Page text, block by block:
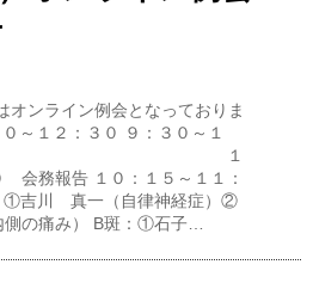
オンライン例会となっておりま
～１２：３０ ９：３０～１
総会 １
会務報告 １０：１５～１１：
①吉川 真一（自律神経症）②
の痛み） B斑：①石子…